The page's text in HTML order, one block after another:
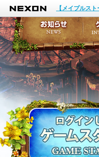
NEXON
【メイプルス